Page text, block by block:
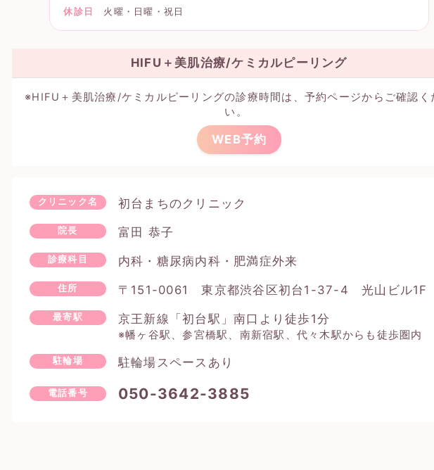
休診日
火曜・日曜・祝日
※HIFU＋美肌治療/ケミカルピーリングの診療時間は、予約ページからご確認く
い。
HIFU＋美肌治療/ケミカルピーリング
WEB予約
クリニック名 初台まちのクリニック
院長 富田 恭子
診療科目 内科・糖尿病内科・肥満症外来
住所 〒151-0061 東京都渋谷区初台1-37-4 光山ビル1F
最寄駅 京王新線「初台駅」南口より徒歩1分
※幡ヶ谷駅、参宮橋駅、南新宿駅、代々木駅からも徒歩圏内
駐輪場 駐輪場スペースあり
電話番号 050-3642-3885